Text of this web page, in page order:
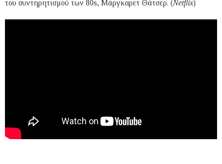
του συντηρητισμού των 80s, Μάργκαρετ Θάτσερ. (Netflix)